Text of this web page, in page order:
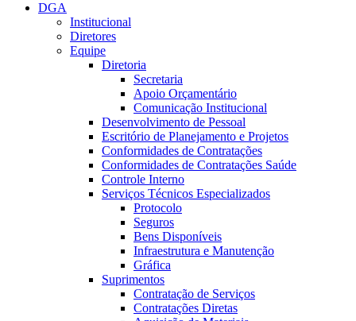
DGA
Institucional
Diretores
Equipe
Diretoria
Secretaria
Apoio Orçamentário
Comunicação Institucional
Desenvolvimento de Pessoal
Escritório de Planejamento e Projetos
Conformidades de Contratações
Conformidades de Contratações Saúde
Controle Interno
Serviços Técnicos Especializados
Protocolo
Seguros
Bens Disponíveis
Infraestrutura e Manutenção
Gráfica
Suprimentos
Contratação de Serviços
Contratações Diretas